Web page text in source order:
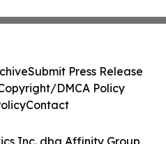
Inc. dba Affinity Group
Submit Press Release
DMCA Policy
Contact